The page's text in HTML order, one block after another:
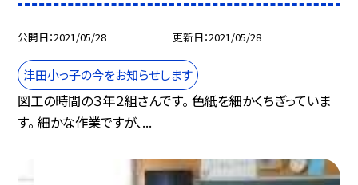
公開日 2021/05/28 更新日 2021/05/28
津田小っ子の今をお知らせします
図工の時間の３年２組さんです。 色紙を細かくちぎっていま
す。 細かな作業ですが、...